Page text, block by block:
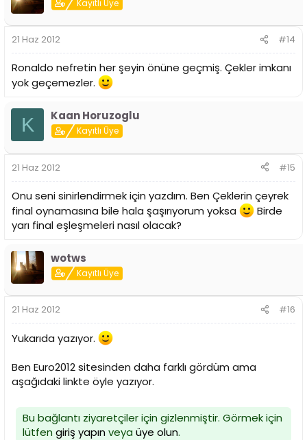
Kayıtlı Üye
21 Haz 2012 #14
Ronaldo nefretin her şeyin önüne geçmiş. Çekler imkanı
yok geçemezler.
K Kaan Horuzoglu
Kayıtlı Üye
21 Haz 2012 #15
Onu seni sinirlendirmek için yazdım. Ben Çeklerin çeyrek
final oynamasına bile hala şaşırıyorum yoksa
Birde
yarı final eşleşmeleri nasıl olacak?
wotws
Kayıtlı Üye
21 Haz 2012 #16
Yukarıda yazıyor.
Ben Euro2012 sitesinden daha farklı gördüm ama
aşağıdaki linkte öyle yazıyor.
Bu bağlantı ziyaretçiler için gizlenmiştir. Görmek için
lütfen giriş yapınveya üye olun.